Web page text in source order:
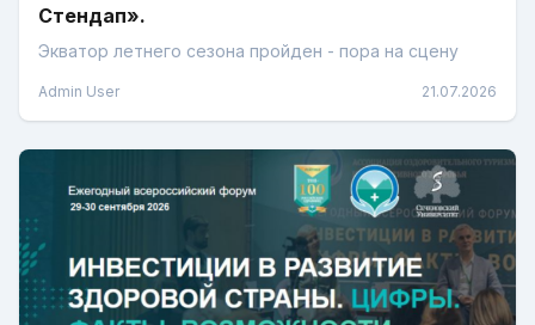
Стендап».
Экватор летнего сезона пройден - пора на сцену
Admin User 21.07.2026